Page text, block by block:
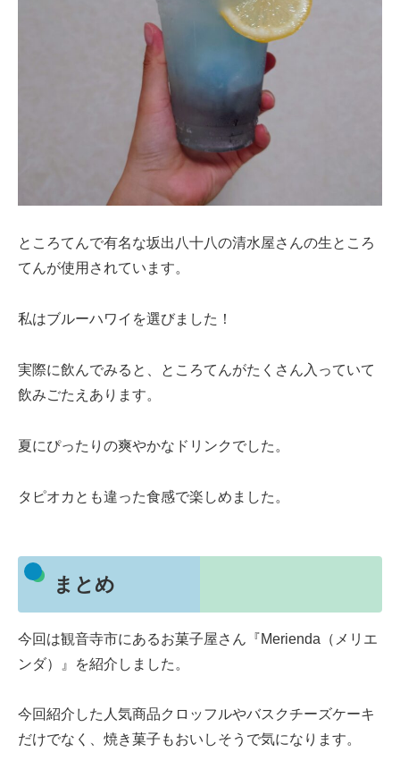
ところてんで有名な坂出八十八の清水屋さんの生ところ
てんが使用されています。
私はブルーハワイを選びました！
実際に飲んでみると、ところてんがたくさん入っていて
飲みごたえあります。
夏にぴったりの爽やかなドリンクでした。
タピオカとも違った食感で楽しめました。
まとめ
今回は観音寺市にあるお菓子屋さん『Merienda（メリエ
ンダ）』を紹介しました。
今回紹介した人気商品クロッフルやバスクチーズケーキ
だけでなく、焼き菓子もおいしそうで気になります。